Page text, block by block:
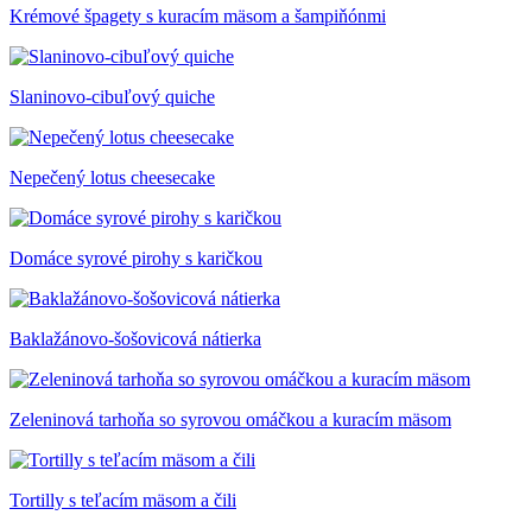
Krémové špagety s kuracím mäsom a šampiňónmi
Slaninovo-cibuľový quiche
Nepečený lotus cheesecake
Domáce syrové pirohy s karičkou
Baklažánovo-šošovicová nátierka
Zeleninová tarhoňa so syrovou omáčkou a kuracím mäsom
Tortilly s teľacím mäsom a čili